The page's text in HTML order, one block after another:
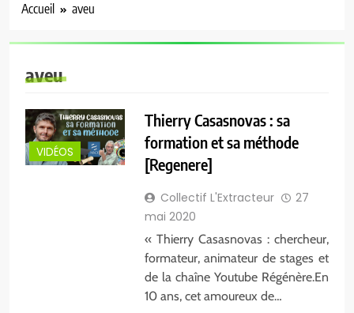
Accueil aveu
aveu
VIDÉOS
Thierry Casasnovas : sa
formation et sa méthode
[Regenere]
Collectif L'Extracteur
27
mai 2020
« Thierry Casasnovas : chercheur,
formateur, animateur de stages et
de la chaîne Youtube Régénère.En
10 ans, cet amoureux de…